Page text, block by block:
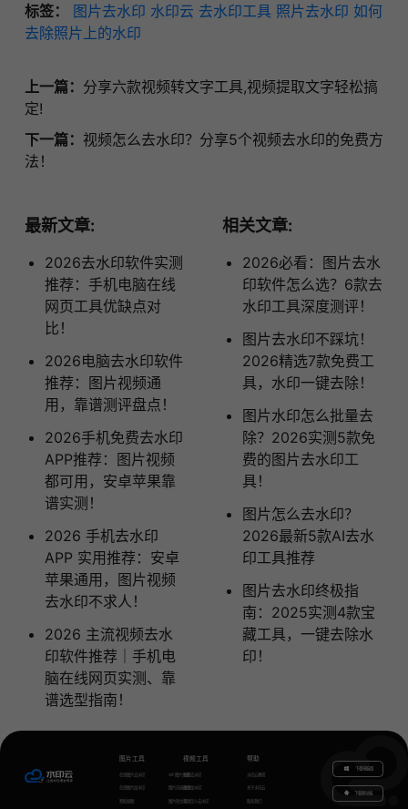
标签： 图片去水印 水印云 去水印工具 照片去水印 如何
去除照片上的水印
上一篇： 分享六款视频转文字工具,视频提取文字轻松搞
定!
下一篇： 视频怎么去水印？分享5个视频去水印的免费方
法！
最新文章:
2026去水印软件实测
推荐：手机电脑在线
网页工具优缺点对
比！
2026电脑去水印软件
推荐：图片视频通
用，靠谱测评盘点！
2026手机免费去水印
APP推荐：图片视频
都可用，安卓苹果靠
谱实测！
2026 手机去水印
APP 实用推荐：安卓
苹果通用，图片视频
去水印不求人！
2026 主流视频去水
印软件推荐｜手机电
脑在线网页实测、靠
谱选型指南！
相关文章:
2026必看：图片去水
印软件怎么选？6款去
水印工具深度测评！
图片去水印不踩坑！
2026精选7款免费工
具，水印一键去除！
图片水印怎么批量去
除？2026实测5款免
费的图片去水印工
具！
图片怎么去水印？
2026最新5款AI去水
印工具推荐
图片去水印终极指
南：2025实测4款宝
藏工具，一键去除水
印！
图片工具
在线图片去水印
在线图片加水印
智能抠图
GIF图片生成
图片无损放大
图片转文字
视频工具
视频去水印
视频加水印
视频怎么去水印
帮助
水印云教程
关于水印云
联系我们
下载电脑版
下载移动端